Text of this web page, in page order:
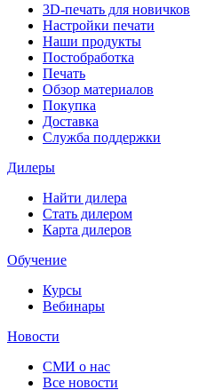
3D-печать для новичков
Настройки печати
Наши продукты
Постобработка
Печать
Обзор материалов
Покупка
Доставка
Служба поддержки
Дилеры
Найти дилера
Cтать дилером
Карта дилеров
Обучение
Курсы
Вебинары
Новости
СМИ о нас
Все новости